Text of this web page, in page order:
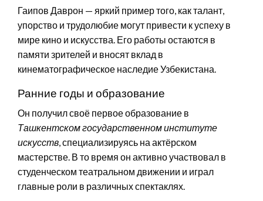
Гаипов Даврон — яркий пример того, как талант,
упорство и трудолюбие могут привести к успеху в
мире кино и искусства. Его работы остаются в
памяти зрителей и вносят вклад в
кинематографическое наследие Узбекистана.
Ранние годы и образование
Он получил своё первое образование в
Ташкентском государственном институте
искусств, специализируясь на актёрском
мастерстве. В то время он активно участвовал в
студенческом театральном движении и играл
главные роли в различных спектаклях.